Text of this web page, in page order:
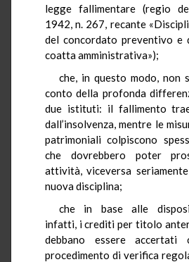
legge fallimentare (regio
1942, n. 267, recante
del concordato preventivo e
coatta amministrativa»);
che, in questo modo, non
conto della profonda
due istituti: il fallimento
dall’insolvenza, mentre le
patrimoniali colpiscono
che dovrebbero poter
attività, viceversa
nuova disciplina;
che in base alle
infatti, i crediti per titolo
debbano essere accertati
procedimento di verifica